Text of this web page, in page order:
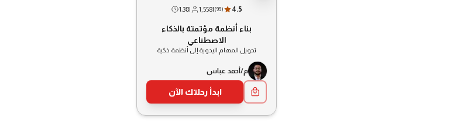
4.5
(99)
|
1,558
|
1:38
بناء أنظمة مؤتمتة بالذكاء
الاصطناعي
تحويل المهام اليدوية إلى أنظمة ذكية
م/أحمد عباس
ابدأ رحلتك الآن